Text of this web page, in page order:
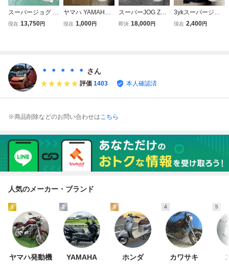
スーパージョグ Z
R SUPER JOG ZR
時物新品 1172
現在 13,750円
ヤマハ YAMAHA
jog superZ (3YK
備書 B0481
現在 1,000円
スーパーJOG ZR
3YK ZERO デジタ
即決 18,000円
3ykスーパージョ
グzrステム 三又
現在 2,400円
＊ ＊ ＊ ＊ ＊ さん
評価 1403 本人確認済
※商品削除などのお問い合わせはこちら
人気のメーカー・ブランド
1
ヤマハ発動機
2
YAMAHA
3
ホンダ
4
カワサキ
5